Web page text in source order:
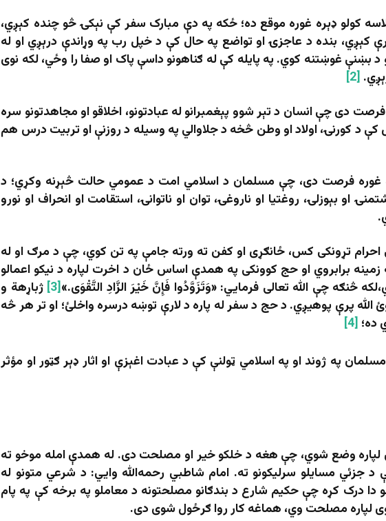
کولو ډېره غوره موقع ده؛ ځکه په دې مبارک سفر کې نېکۍ څو چنده کېږي،
کېږي، بنده د عاجزۍ او تواضع په حال کې د خپل رب په وړاندې درېږي او له
د بښنې غوښتنه کوي. په پایله کې له ګناهونو داسې پاک او صفا را وځي، لکه نوی
[2]
دی چې انسان د تېر شوو پېغمبرانو له عبادتونو، اخلاقو او مجاهدتونو سره
د کورنۍ، اولاد او وطن څخه د جلاوالي په وسیله د روزنې او تربیت درس هم
غوره فرصت دی، چې مسلمان د اسلامي امت د عمومي حالت څېړنه وکړي؛ د
او بېوزلۍ، روغتیا او ناروغۍ، توان او ناتوانۍ، استقامت او انحراف او نورو
تړونکی کس، ځانګړی او کفن ته ورته جامې په تن کوي، چې د مرګ او له
برابروي او حج کوونکی په همدې اساس ځان د اخرت لپاره د نیکو اعمالو
څنګه چې الله تعالی فرمايي: «وَتَزَوَّدُوا فَإِنَّ خَيْرَ الزَّادِ التَّقْوَى.»[3]
ژباړهة و
پرې پوهیږي. د حج د سفر له پاره د لارې توښه درسره واخلئ؛ او تر هر څه
ده؛ [4]
په ژوند او په اسلامي ټولنې کې د عبادت اغېزې او اثار ډېر ګټور او مؤثر
لپاره وضع شوي، چې هغه د خلکو خیر او مصلحت دی. له همدې امله موخو ته
د جزئي مسایلو سرلیکونو ته. امام شاطبي رحمه‌الله وایي: د شرعي متونو له
درک کړه چې حکیم شارع د بندګانو مصلحتونه د معاملو په برخه کې په پام
لپاره مصلحت وي، هماغه کار روا ګرځول شوی دی.